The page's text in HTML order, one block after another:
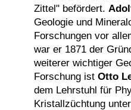
Zittel" befördert.
Geologie und
Forschungen vor
war er 1871 der
weiterer wichtiger
Forschung ist Otto
dem Lehrstuhl für
Kristallzüchtung